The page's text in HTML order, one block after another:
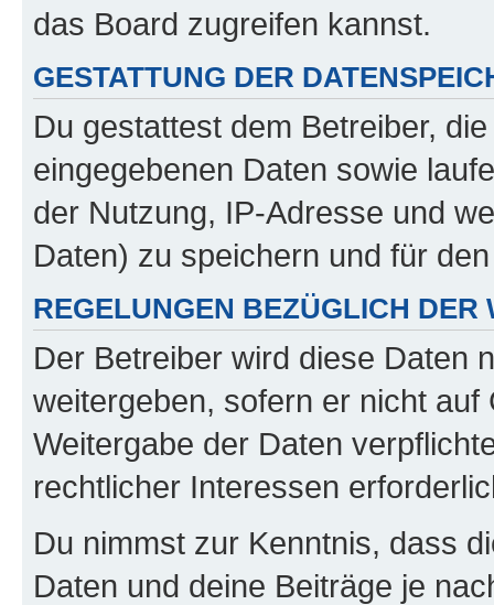
das Board zugreifen kannst.
GESTATTUNG DER
Du gestattest dem Betreiber,
eingegebenen Daten sowie
der Nutzung, IP-Adresse und
Daten) zu speichern und für
REGELUNGEN BEZÜGLICH DER
Der Betreiber wird diese Daten
weitergeben, sofern er nicht
Weitergabe der Daten
rechtlicher Interessen
Du nimmst zur Kenntnis, dass
Daten und deine Beiträge je